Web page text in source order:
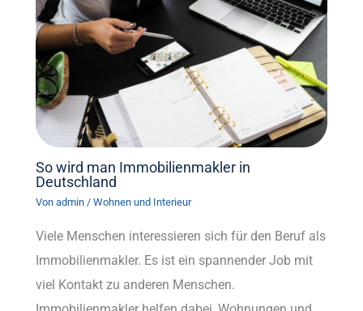
So wird man Immobilienmakler in
Deutschland
Von admin / Wohnen und Interieur
Viele Menschen interessieren sich für den Beruf als
Immobilienmakler. Es ist ein spannender Job mit
viel Kontakt zu anderen Menschen.